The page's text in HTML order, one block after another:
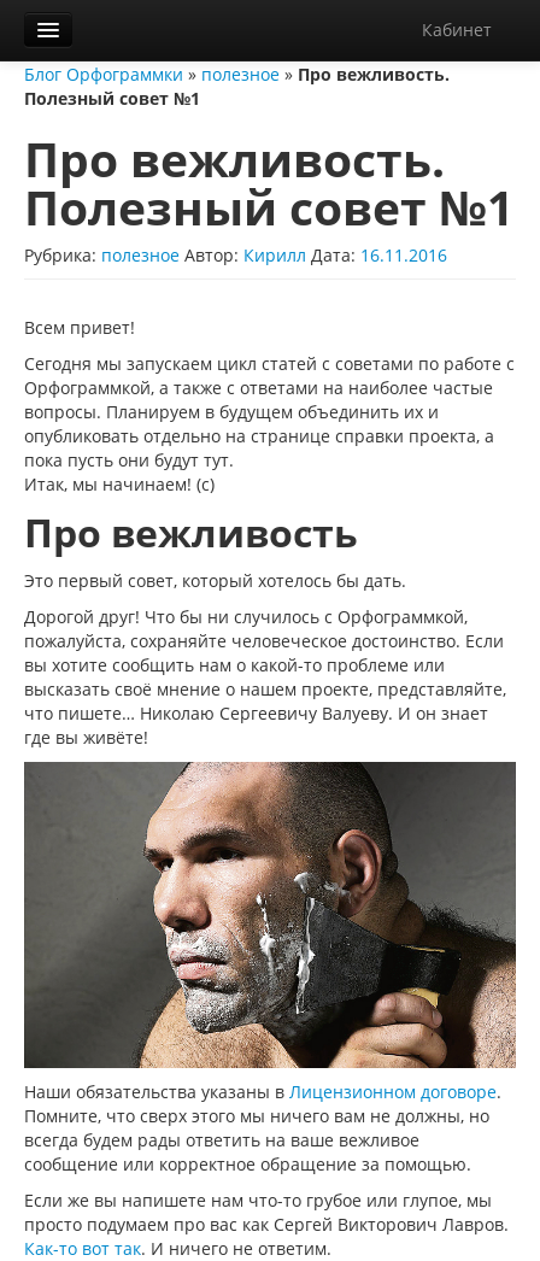
Кабинет
Орфограммка
Блог
О нас
Контакты
Диктанты
Блог Орфограммки » полезное » Про вежливость.
Полезный совет №1
Про вежливость.
Полезный совет №1
Рубрика: полезное Автор: Кирилл Дата: 16.11.2016
Всем привет!
Сегодня мы запускаем цикл статей с советами по работе с
Орфограммкой, а также с ответами на наиболее частые
вопросы. Планируем в будущем объединить их и
опубликовать отдельно на странице справки проекта, а
пока пусть они будут тут.
Итак, мы начинаем! (с)
Про вежливость
Это первый совет, который хотелось бы дать.
Дорогой друг! Что бы ни случилось с Орфограммкой,
пожалуйста, сохраняйте человеческое достоинство. Если
вы хотите сообщить нам о какой-то проблеме или
высказать своё мнение о нашем проекте, представляйте,
что пишете… Николаю Сергеевичу Валуеву. И он знает
где вы живёте!
Наши обязательства указаны в Лицензионном договоре.
Помните, что сверх этого мы ничего вам не должны, но
всегда будем рады ответить на ваше вежливое
сообщение или корректное обращение за помощью.
Если же вы напишете нам что-то грубое или глупое, мы
просто подумаем про вас как Сергей Викторович Лавров.
Как-то вот так. И ничего не ответим.